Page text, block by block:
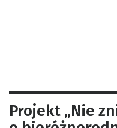
Projekt „Nie